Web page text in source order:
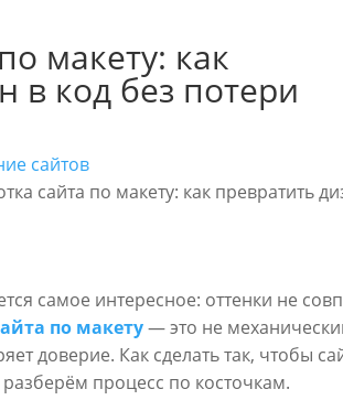
макету: как
в код без потери
сайтов
сайта по макету: как превратить
самое интересное: оттенки не
по макету— это не
доверие. Как сделать так, чтобы
процесс по косточкам.